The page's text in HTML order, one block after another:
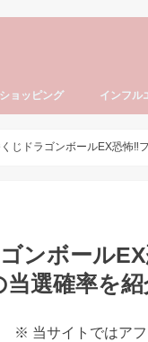
ショッピング インフル
じドラゴンボールEX恐怖‼
ンボール
選確率を紹
※ 当サイトではア